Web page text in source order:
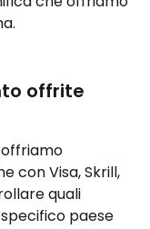
offrite
con Visa, Skrill,
quali
paese